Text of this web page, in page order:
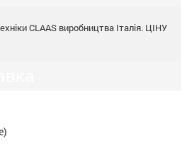
CLAAS виробництва Італія. ЦІНУ